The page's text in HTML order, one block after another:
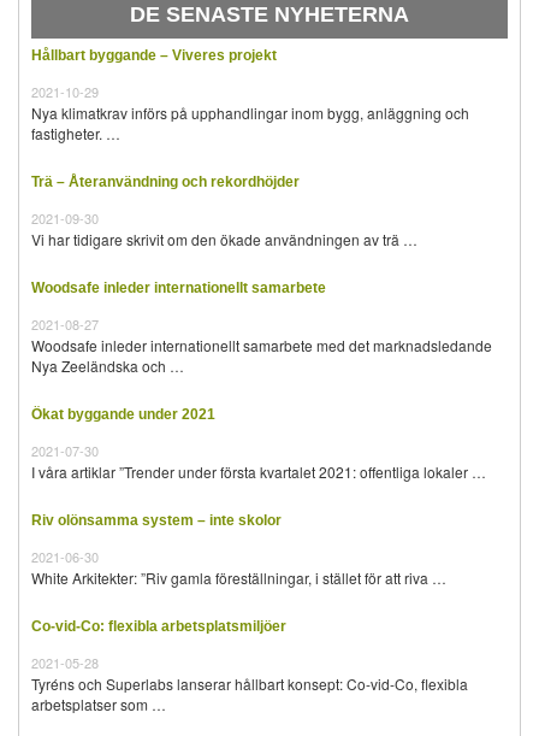
DE SENASTE NYHETERNA
Hållbart byggande – Viveres projekt
2021-10-29
Nya klimatkrav införs på upphandlingar inom bygg, anläggning och
fastigheter. …
Trä – Återanvändning och rekordhöjder
2021-09-30
Vi har tidigare skrivit om den ökade användningen av trä …
Woodsafe inleder internationellt samarbete
2021-08-27
Woodsafe inleder internationellt samarbete med det marknadsledande
Nya Zeeländska och …
Ökat byggande under 2021
2021-07-30
I våra artiklar ”Trender under första kvartalet 2021: offentliga lokaler …
Riv olönsamma system – inte skolor
2021-06-30
White Arkitekter: ”Riv gamla föreställningar, i stället för att riva …
Co-vid-Co: flexibla arbetsplatsmiljöer
2021-05-28
Tyréns och Superlabs lanserar hållbart konsept: Co-vid-Co, flexibla
arbetsplatser som …